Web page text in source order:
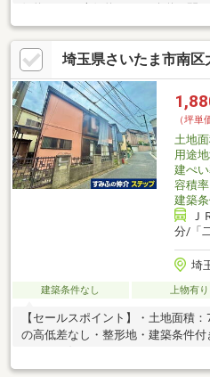
につき採光や通風を考慮した設計
はありません・お好きなハウスメ
地、プラン確定後はスムーズに建
小学校 徒歩5分(約360m)・グルメ
290m)■ ご希望の住まい探しを
物件の詳細・ご相談はお気軽にお問
埼玉県さいたま市南区
（坪単
土地
用途
建ぺ
容積率
建築
Ｊ
分/「
埼
建築条件なし 上物有り
【セールスポイント】・土地面積
の高低差なし・整形地・建築条件
分圏内にスーパー、コンビニ、小